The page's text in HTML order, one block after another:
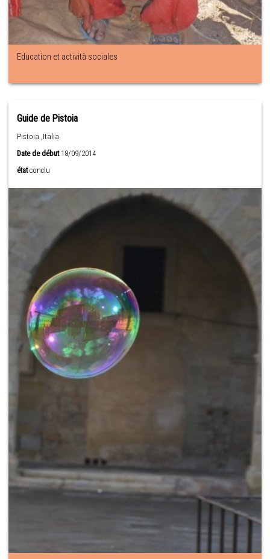
Education et actività sociales
Guide de Pistoia
Pistoia ,Italia
Date de début18/09/2014
état conclu